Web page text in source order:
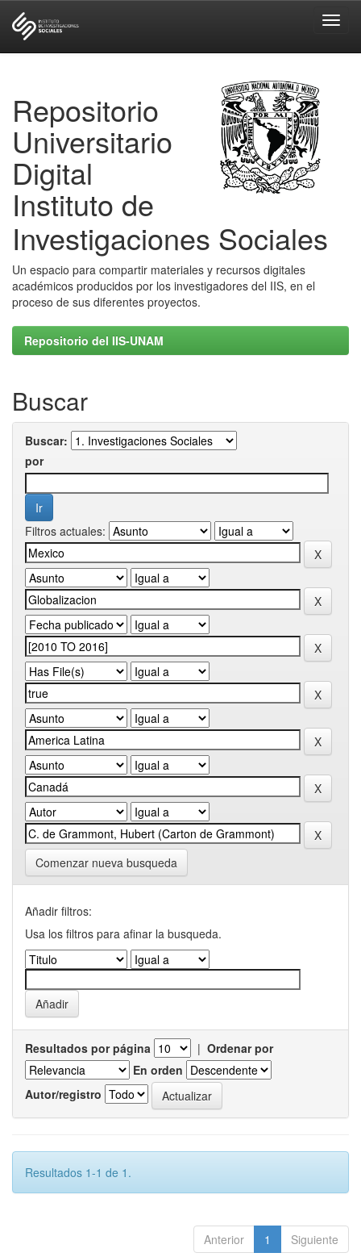
Repositorio
Universitario
Digital
Instituto de
Investigaciones Sociales
Un espacio para compartir materiales y recursos digitales
académicos producidos por los investigadores del IIS, en el
proceso de sus diferentes proyectos.
Repositorio del IIS-UNAM
Buscar
Buscar:
por
Filtros actuales:
Comenzar nueva busqueda
Añadir filtros:
Usa los filtros para afinar la busqueda.
Resultados por página | Ordenar por
En orden
Autor/registro
Resultados 1-1 de 1.
Anterior 1 Siguiente